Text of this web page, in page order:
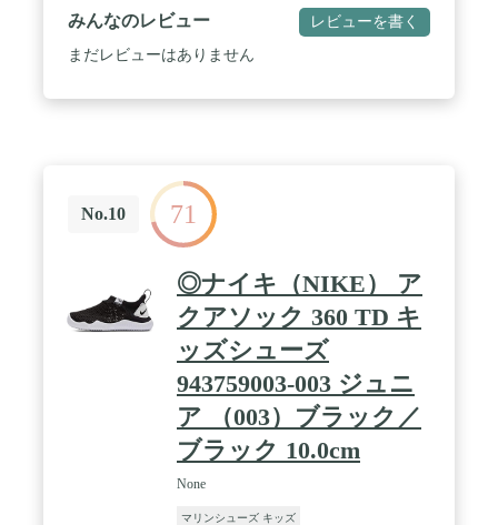
しがある場合がございます。 / キッズサイズ
15~21cm
みんなのレビュー レビューを書く
まだレビューはありません
No.10 71
◎ナイキ（NIKE） ア
クアソック 360 TD キ
ッズシューズ
943759003-003 ジュニ
ア （003）ブラック／
ブラック 10.0cm
None
マリンシューズ キッズ